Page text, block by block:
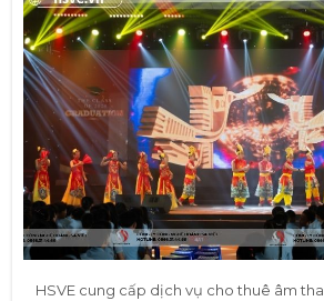
HSVE cung cấp dịch vụ cho thuê âm